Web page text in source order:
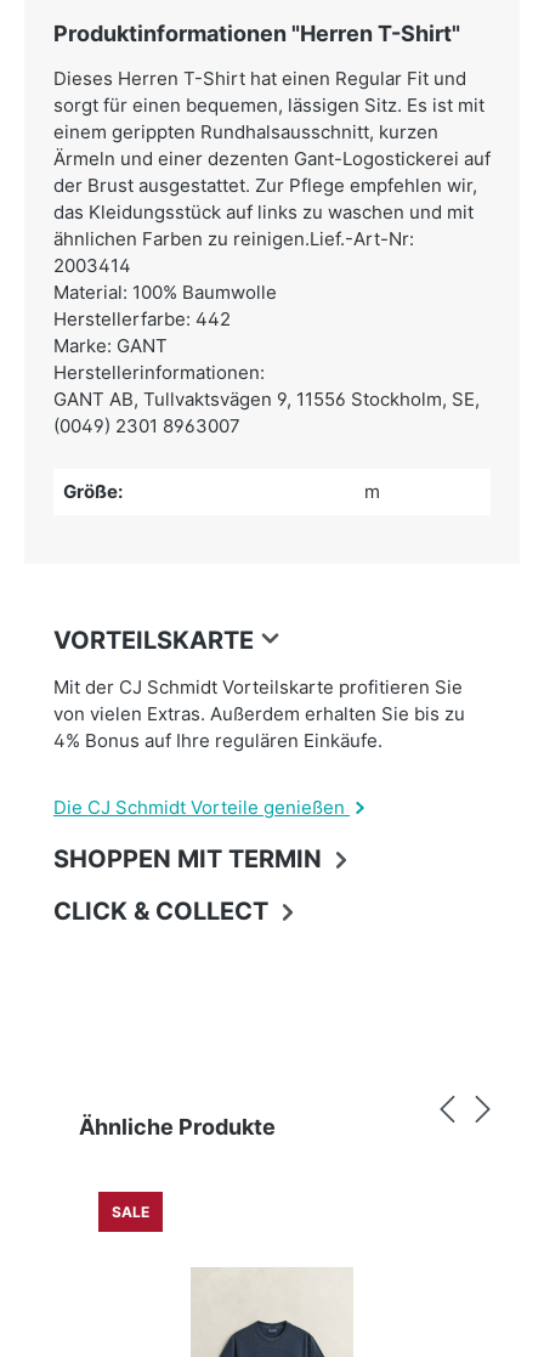
Produktinformationen "Herren T-Shirt"
Dieses Herren T-Shirt hat einen Regular Fit und
sorgt für einen bequemen, lässigen Sitz. Es ist mit
einem gerippten Rundhalsausschnitt, kurzen
Ärmeln und einer dezenten Gant-Logostickerei auf
der Brust ausgestattet. Zur Pflege empfehlen wir,
das Kleidungsstück auf links zu waschen und mit
ähnlichen Farben zu reinigen.Lief.-Art-Nr:
2003414
Material: 100% Baumwolle
Herstellerfarbe: 442
Marke: GANT
Herstellerinformationen:
GANT AB, Tullvaktsvägen 9, 11556 Stockholm, SE,
(0049) 2301 8963007
Größe: m
VORTEILSKARTE
Mit der CJ Schmidt Vorteilskarte profitieren Sie
von vielen Extras. Außerdem erhalten Sie bis zu
4% Bonus auf Ihre regulären Einkäufe.
Die CJ Schmidt Vorteile genießen
SHOPPEN MIT TERMIN
CLICK & COLLECT
Produktgalerie überspringen
Ähnliche Produkte
SALE